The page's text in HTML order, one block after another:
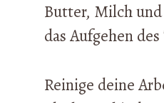
Butter, Milch
das Aufgehen
Reinige deine